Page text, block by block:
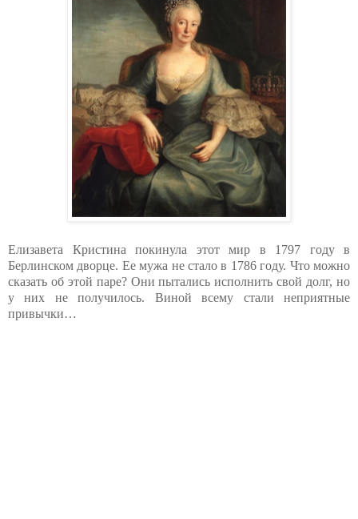
Елизавета Кристина покинула этот мир в 1797 году в
Берлинском дворце. Ее мужа не стало в 1786 году. Что можно
сказать об этой паре? Они пытались исполнить свой долг, но
у них не получилось. Виной всему стали неприятные
привычки…